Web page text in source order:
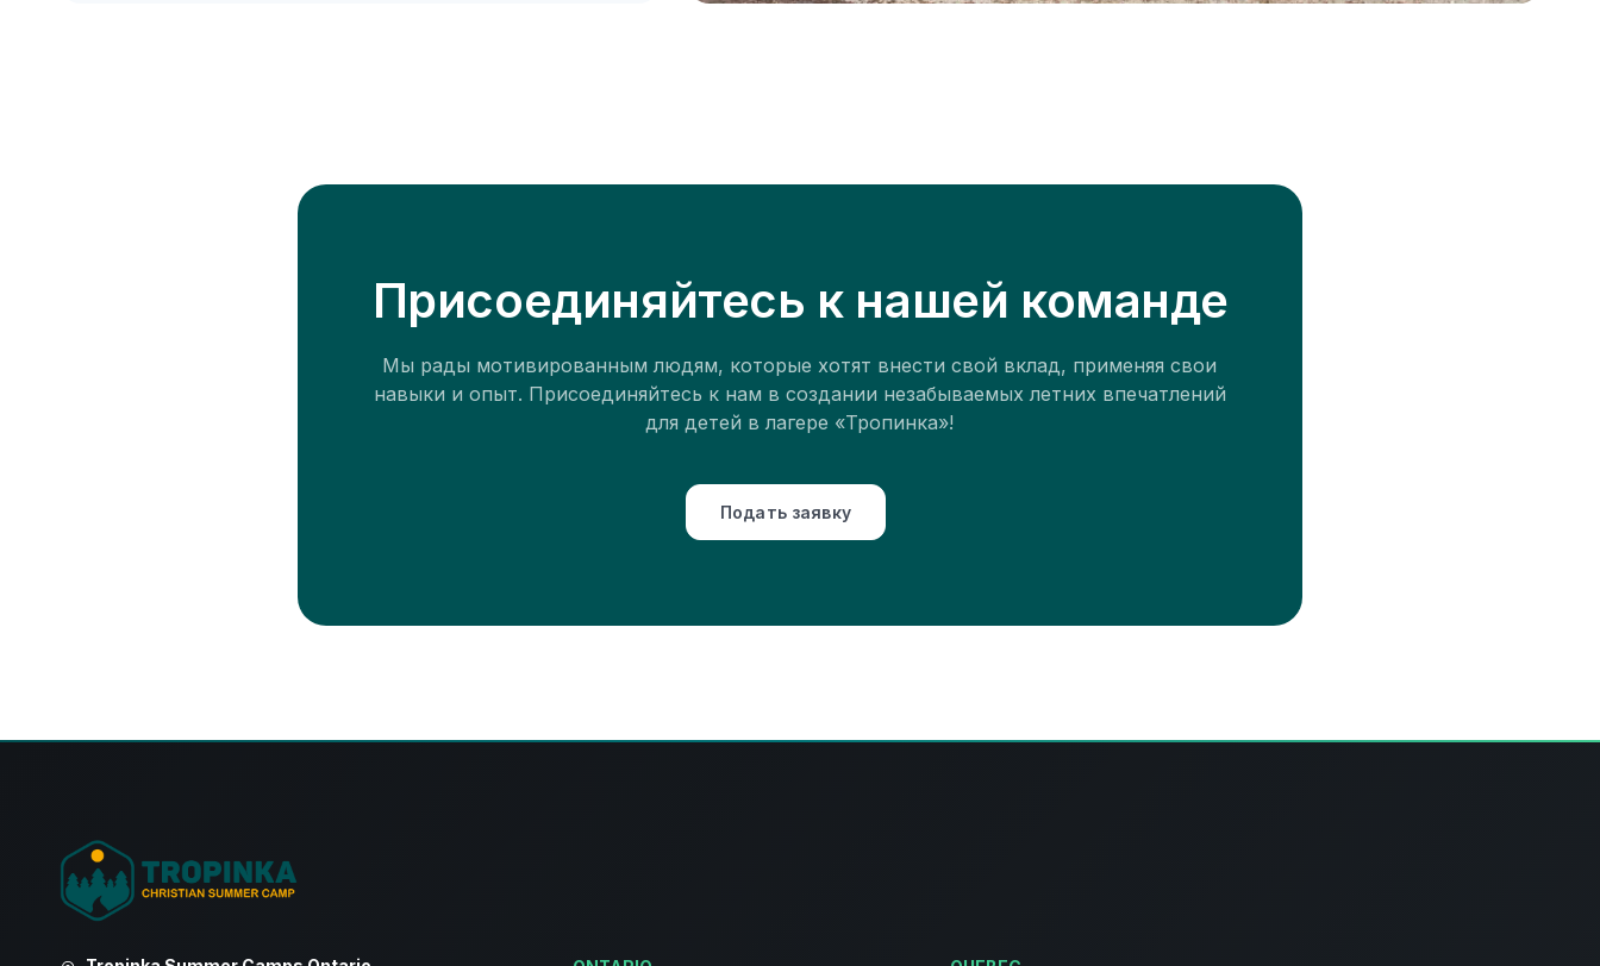
Присоединяйтесь к нашей команде
Мы рады мотивированным людям, которые хотят внести свой вклад, применяя свои
навыки и опыт. Присоединяйтесь к нам в создании незабываемых летних впечатлений
для детей в лагере «Тропинка»!
Подать заявку